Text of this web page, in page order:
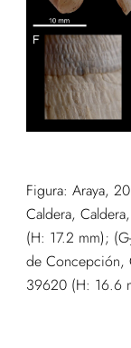
Figura: Araya,
Caldera,
(H: 17.2 mm);
de Concepción,
39620 (H: 16.6